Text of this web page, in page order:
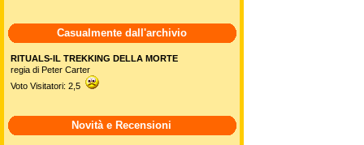
Casualmente dall'archivio
RITUALS-IL TREKKING DELLA MORTE
regia di Peter Carter
Voto Visitatori: 2,5
Novità e Recensioni